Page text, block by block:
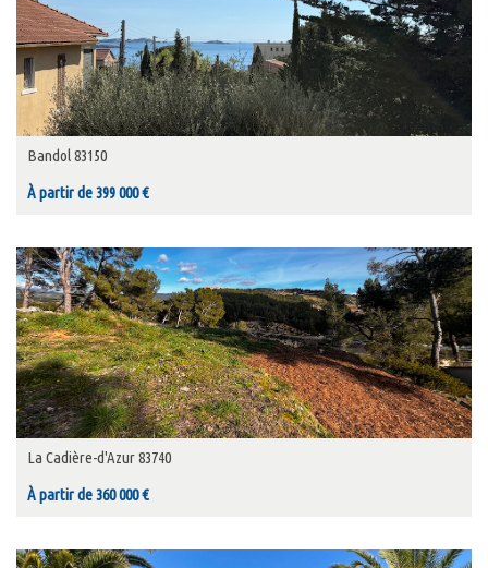
Bandol 83150
À partir de 399 000 €
La Cadière-d'Azur 83740
À partir de 360 000 €